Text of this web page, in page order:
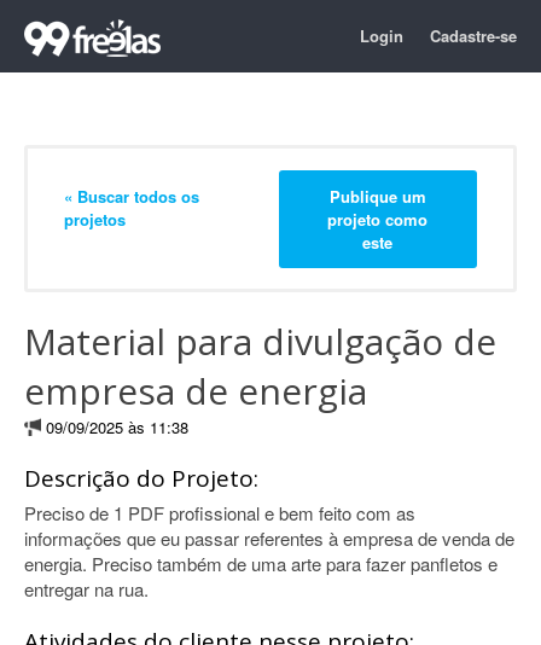
Login Cadastre-se
« Buscar todos os
projetos
Publique um
projeto como
este
Material para divulgação de
empresa de energia
09/09/2025 às 11:38
Descrição do Projeto:
Preciso de 1 PDF profissional e bem feito com as
informações que eu passar referentes à empresa de venda de
energia. Preciso também de uma arte para fazer panfletos e
entregar na rua.